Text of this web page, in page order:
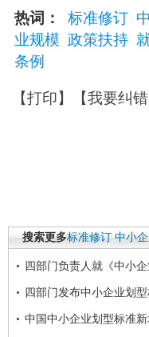
热词： 标准修订
业规模 政策扶持
条例
【打印】【我要纠错
搜索更多标准修订 中小
四部门负责人就《中小
四部门发布中小企业划
中国中小企业划型标准新